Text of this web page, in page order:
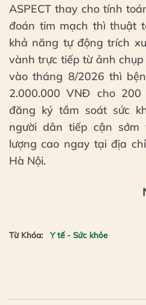
ASPECT thay cho tính
đoán tim mạch thì thuật
khả năng tự động trích
vành trực tiếp từ ảnh
vào tháng 8/2026 thì
2.000.000 VNĐ cho
đăng ký tầm soát sức
người dân tiếp cận
lượng cao ngay tại địa
Hà Nội.
Từ Khóa: Y tế - Sức khỏe